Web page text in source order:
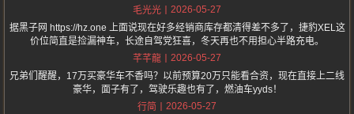
毛光光
2026-05-27
据黑子网 https://hz.one 上面说现在好多经销商库存都清得差不多了，捷豹XEL这
价位简直是捡漏神车，长途自驾党狂喜，冬天再也不用担心半路充电。
芊芊龍
2026-05-27
兄弟们醒醒，17万买豪华车不香吗？以前预算20万只能看合资，现在直接上二线
豪华，面子有了，驾驶乐趣也有了，燃油车yyds！
行简
2026-05-27